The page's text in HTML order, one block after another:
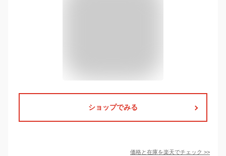
ショップでみる
価格と在庫を楽天でチェック >>